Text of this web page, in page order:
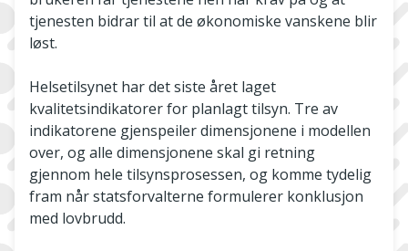
tjenesten bidrar til at de økonomiske vanskene blir
løst.
Helsetilsynet har det siste året laget
kvalitetsindikatorer for planlagt tilsyn. Tre av
indikatorene gjenspeiler dimensjonene i modellen
over, og alle dimensjonene skal gi retning
gjennom hele tilsynsprosessen, og komme tydelig
fram når statsforvalterne formulerer konklusjon
med lovbrudd.